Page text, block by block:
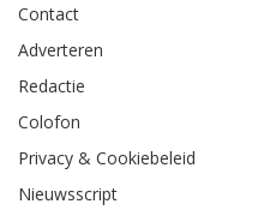
Contact
Adverteren
Redactie
Colofon
Privacy & Cookiebeleid
Nieuwsscript